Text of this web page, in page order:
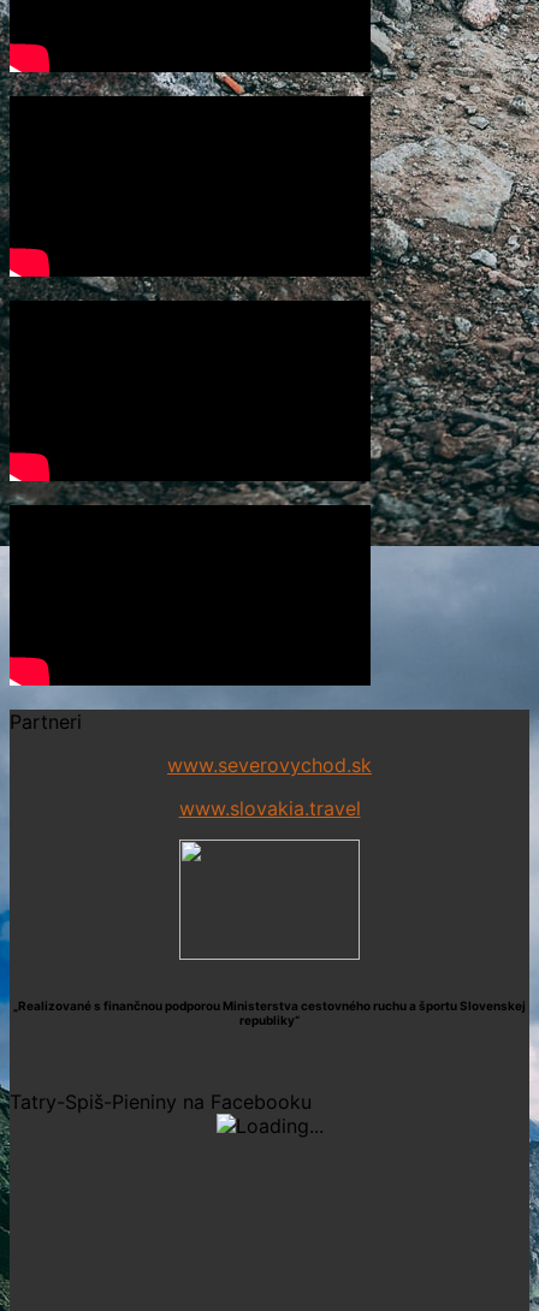
Partneri
www.severovychod.sk
www.slovakia.travel
„Realizované s finančnou podporou Ministerstva cestovného ruchu a športu Slovenskej
republiky“
Tatry-Spiš-Pieniny na Facebooku